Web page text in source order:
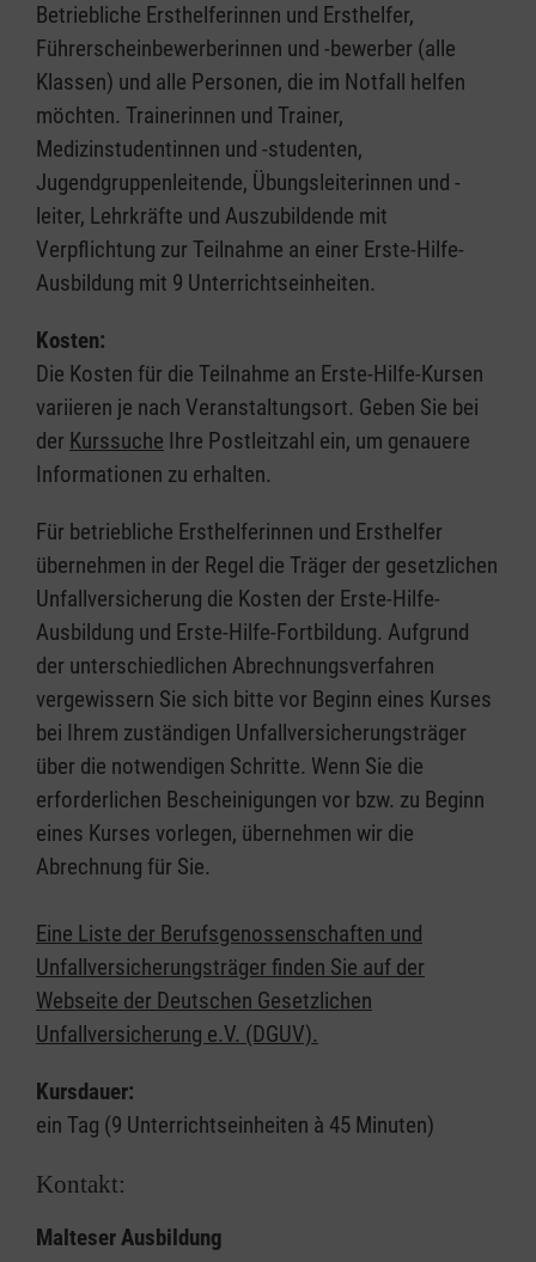
Betriebliche Ersthelferinnen und Ersthelfer,
Führerscheinbewerberinnen und -bewerber (alle
Klassen) und alle Personen, die im Notfall helfen
möchten. Trainerinnen und Trainer,
Medizinstudentinnen und -studenten,
Jugendgruppenleitende, Übungsleiterinnen und -
leiter, Lehrkräfte und Auszubildende mit
Verpflichtung zur Teilnahme an einer Erste-Hilfe-
Ausbildung mit 9 Unterrichtseinheiten.
Kosten:
Die Kosten für die Teilnahme an Erste-Hilfe-Kursen
variieren je nach Veranstaltungsort. Geben Sie bei
der Kurssuche Ihre Postleitzahl ein, um genauere
Informationen zu erhalten.
Für betriebliche Ersthelferinnen und Ersthelfer
übernehmen in der Regel die Träger der gesetzlichen
Unfallversicherung die Kosten der Erste-Hilfe-
Ausbildung und Erste-Hilfe-Fortbildung. Aufgrund
der unterschiedlichen Abrechnungsverfahren
vergewissern Sie sich bitte vor Beginn eines Kurses
bei Ihrem zuständigen Unfallversicherungsträger
über die notwendigen Schritte. Wenn Sie die
erforderlichen Bescheinigungen vor bzw. zu Beginn
eines Kurses vorlegen, übernehmen wir die
Abrechnung für Sie.
Eine Liste der Berufsgenossenschaften und
Unfallversicherungsträger finden Sie auf der
Webseite der Deutschen Gesetzlichen
Unfallversicherung e.V. (DGUV).
Kursdauer:
ein Tag (9 Unterrichtseinheiten à 45 Minuten)
Kontakt:
Malteser Ausbildung